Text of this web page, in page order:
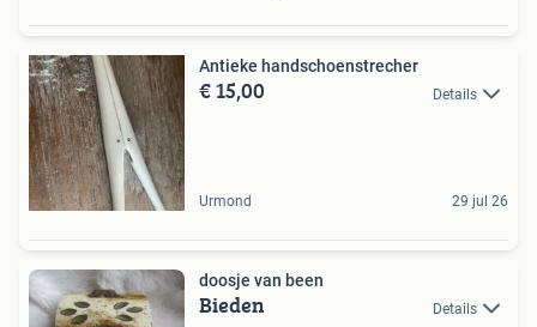
Antieke handschoenstrecher
€ 15,00 Details
Urmond 29 jul 26
doosje van been
Bieden Details